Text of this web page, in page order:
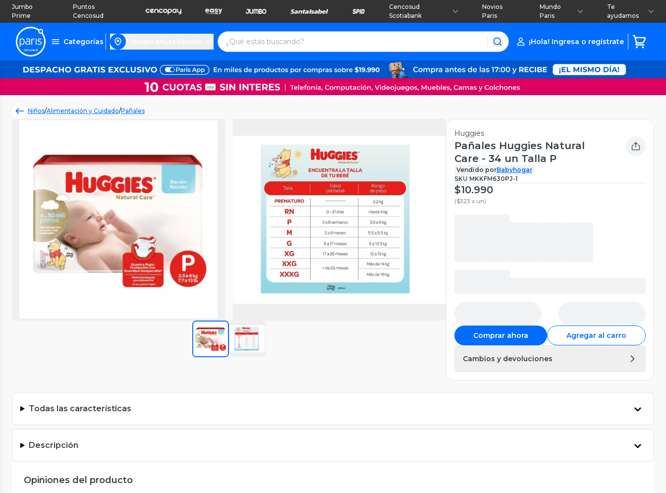
Jumbo
Prime
Puntos
Cencosud
Cencosud
Scotiabank
Novios
Paris
Mundo
Paris
Te
ayudamos
Categorías ¡Hola! Ingresa o regístrate
Niños/Alimentación y Cuidado/Pañales
Huggies
Pañales Huggies Natural
Care - 34 un Talla P
Vendido porBabyhogar
SKU MKKFM630PJ-1
$10.990
($323 x un)
Comprar ahora Agregar al carro
Cambios y devoluciones
Todas las características
Descripción
Opiniones del producto